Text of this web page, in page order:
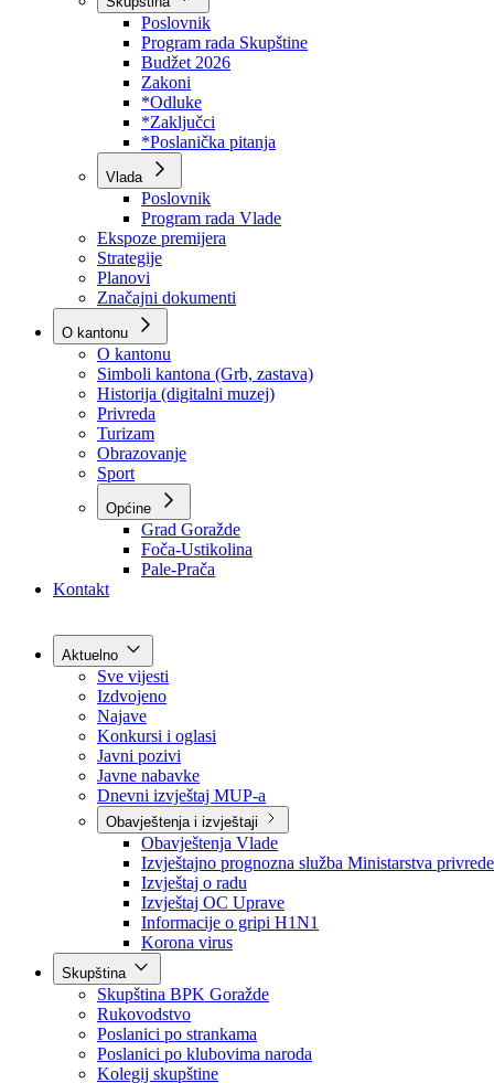
Dokumenti
Skupština
Poslovnik
Program rada Skupštine
Budžet 2026
Zakoni
*Odluke
*Zaključci
*Poslanička pitanja
Vlada
Poslovnik
Program rada Vlade
Ekspoze premijera
Strategije
Planovi
Značajni dokumenti
O kantonu
O kantonu
Simboli kantona (Grb, zastava)
Historija (digitalni muzej)
Privreda
Turizam
Obrazovanje
Sport
Općine
Kontakt
Aktuelno
Sve vijesti
Izdvojeno
Najave
Konkursi i oglasi
Javni pozivi
Javne nabavke
Dnevni izvještaj MUP-a
Obavještenja i izvještaji
Obavještenja Vlade
Izvještajno prognozna služba Ministarstva privrede
Izvještaj o radu
Izvještaj OC Uprave
Informacije o gripi H1N1
Korona virus
Skupština
Skupština BPK Goražde
Rukovodstvo